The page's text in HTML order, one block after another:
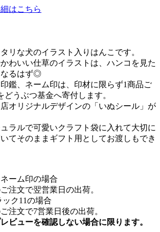
はこちら
リな犬のイラスト入りはんこです。
わいい仕草のイラストは、ハンコを見た
なるはず◎
鑑、ネーム印は、印材に限らず1商品ご
どうぶつ基金へ寄付します。
オリジナルデザインの「いぬシール」が
ラルで可愛いクラフト袋に入れて大切に
てそのままギフト用としてお渡しもでき
ーム印の場合
注文で翌営業日の出荷。
ック11の場合
注文で7営業日後の出荷。
ビューを確認しない場合に限ります。